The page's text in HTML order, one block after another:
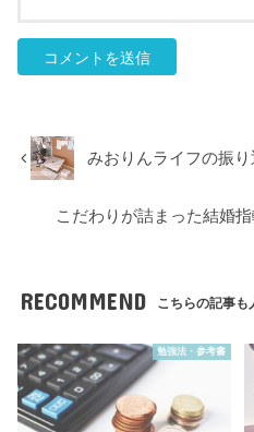
みおりんライフの振り
こだわりが詰まった結婚
RECOMMEND こちらの記事も
勉強法・参考書